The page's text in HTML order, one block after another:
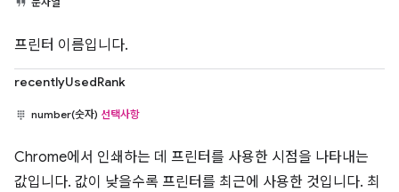
프린터 이름입니다.
recentlyUsedRank
number(숫자) 선택사항
Chrome에서 인쇄하는 데 프린터를 사용한 시점을 나타내는
값입니다. 값이 낮을수록 프린터를 최근에 사용한 것입니다. 최